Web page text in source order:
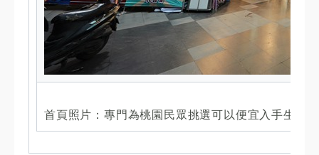
首頁照片：專門為桃園民眾挑選可以便宜入手生活